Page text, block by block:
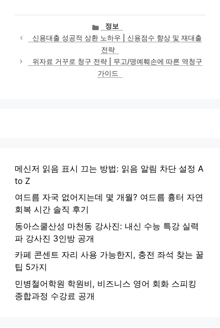
카
테
고
리
정보
신용대출 성공적 상환 노하우 | 신용점수 향상 및 재대출
전략
위자료 거꾸로 청구 전략 | 무고/명예훼손에 따른 역청구
가이드
메신저 읽음 표시 끄는 방법: 읽음 알림 차단 설정 A
to Z
여드름 자국 없어지는데 몇 개월? 여드름 흉터 자연
회복 시간 솔직 후기
동아스쿨산성 마천동 강사진: 내신 수능 특강 실력
파 강사진 3인방 공개
카페 콘센트 자리 사용 가능한지, 충전 좌석 찾는 꿀
팁 5가지
민병철어학원 학원비, 비즈니스 영어 회화 스피킹
종합과정 수강료 공개